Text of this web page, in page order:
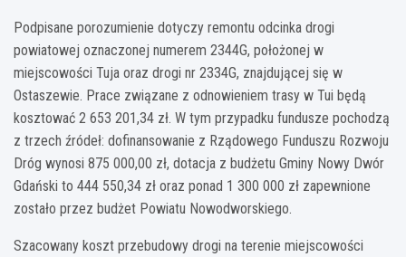
Podpisane porozumienie dotyczy remontu odcinka drogi
powiatowej oznaczonej numerem 2344G, położonej w
miejscowości Tuja oraz drogi nr 2334G, znajdującej się w
Ostaszewie. Prace związane z odnowieniem trasy w Tui będą
kosztować 2 653 201,34 zł. W tym przypadku fundusze pochodzą
z trzech źródeł: dofinansowanie z Rządowego Funduszu Rozwoju
Dróg wynosi 875 000,00 zł, dotacja z budżetu Gminy Nowy Dwór
Gdański to 444 550,34 zł oraz ponad 1 300 000 zł zapewnione
zostało przez budżet Powiatu Nowodworskiego.
Szacowany koszt przebudowy drogi na terenie miejscowości